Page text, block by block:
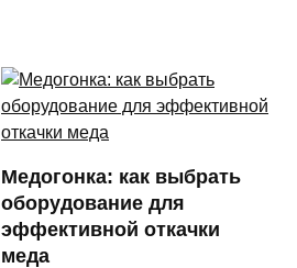
Медогонка: как выбрать
оборудование для
эффективной откачки
меда